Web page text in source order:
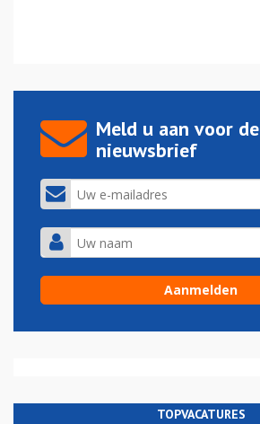
Meld u aan voor de
nieuwsbrief
TOPVACATURES